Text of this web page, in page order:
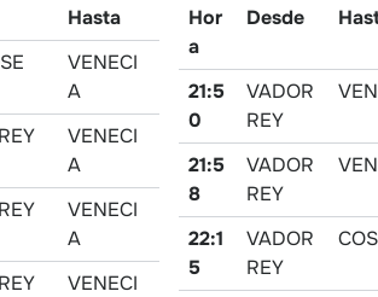
Hasta
VENECI
A
VENECI
A
VENECI
A
VENECI
Hor
a
Desde
21:5
0
VADOR
REY
21:5
8
VADOR
REY
22:1
5
VADOR
REY